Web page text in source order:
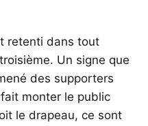
retenti dans tout
Un signe que
des supporters
monter le public
le drapeau, ce sont